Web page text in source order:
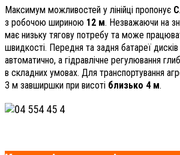
Максимум можливостей у лінійці пропонує
з робочою шириною 12 м. Незважаючи на
має низьку тягову потребу та може
швидкості. Передня та задня батареї
автоматично, а гідравлічне регулювання
в складних умовах. Для транспортування
3 м завширшки при висоті близько 4 м.